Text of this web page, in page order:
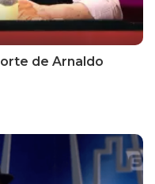
de Arnaldo